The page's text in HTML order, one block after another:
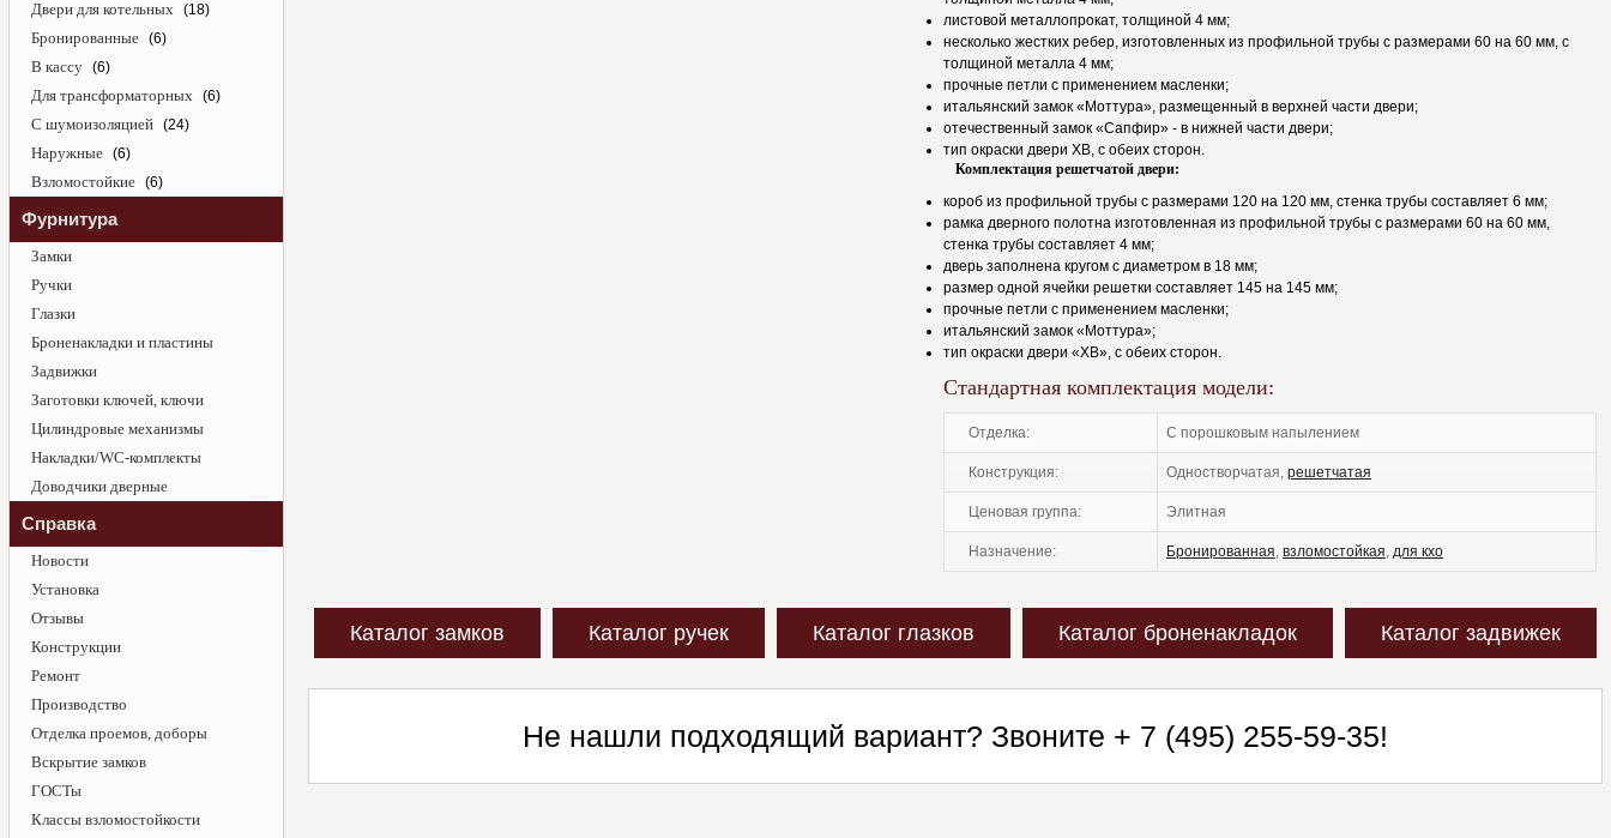
листовой металлопрокат, толщиной 4 мм;
несколько жестких ребер, изготовленных из профильной трубы с размерами 60 на 60 мм, с
толщиной металла 4 мм;
прочные петли с применением масленки;
итальянский замок «Моттура», размещенный в верхней части двери;
отечественный замок «Сапфир» - в нижней части двери;
тип окраски двери XB, с обеих сторон.
Комплектация решетчатой двери:
короб из профильной трубы с размерами 120 на 120 мм, стенка трубы составляет 6 мм;
рамка дверного полотна изготовленная из профильной трубы с размерами 60 на 60 мм,
стенка трубы составляет 4 мм;
дверь заполнена кругом с диаметром в 18 мм;
размер одной ячейки решетки составляет 145 на 145 мм;
прочные петли с применением масленки;
итальянский замок «Моттура»;
тип окраски двери «XB», с обеих сторон.
Стандартная комплектация модели:
отделка: с порошковым напылением
конструкция: одностворчатая, решетчатая
ценовая группа: элитная
назначение: бронированная, взломостойкая, для кхо
Каталог замков Каталог ручек Каталог глазков Каталог броненакладок Каталог задвижек
Не нашли подходящий вариант? Звоните + 7 (495) 255-59-35!
Двери для котельных (18)
Бронированные (6)
В кассу (6)
Для трансформаторных (6)
С шумоизоляцией (24)
Наружные (6)
Взломостойкие (6)
Фурнитура
Замки
Ручки
Глазки
Броненакладки и пластины
Задвижки
Заготовки ключей, ключи
Цилиндровые механизмы
Накладки/WC-комплекты
Доводчики дверные
Справка
Новости
Установка
Отзывы
Конструкции
Ремонт
Производство
Отделка проемов, доборы
Вскрытие замков
ГОСТы
Классы взломостойкости